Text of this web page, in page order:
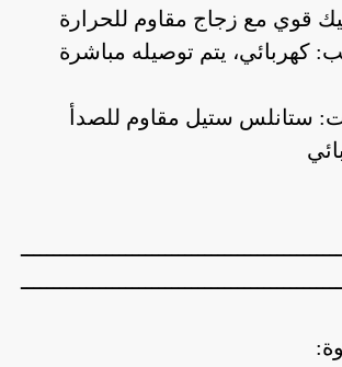
قوي مع زجاج مقاوم للحرارة
كهربائي، يتم توصيله مباشرة
ستانلس ستيل مقاوم للصدأ